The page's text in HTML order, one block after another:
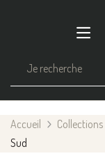
Accueil Collections
Sud